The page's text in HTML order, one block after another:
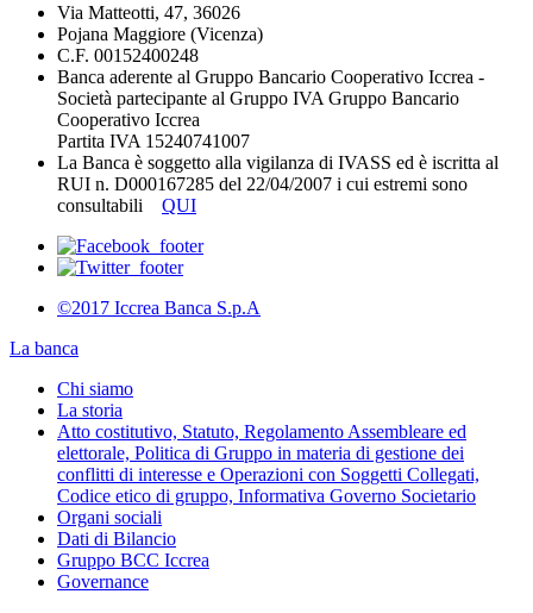
Via Matteotti, 47, 36026
Pojana Maggiore (Vicenza)
C.F. 00152400248
Banca aderente al Gruppo Bancario Cooperativo Iccrea -
Società partecipante al Gruppo IVA Gruppo Bancario
Cooperativo Iccrea
Partita IVA 15240741007
La Banca è soggetto alla vigilanza di IVASS ed è iscritta al
RUI n. D000167285 del 22/04/2007 i cui estremi sono
consultabili QUI
©2017 Iccrea Banca S.p.A
La banca
Chi siamo
La storia
Atto costitutivo, Statuto, Regolamento Assembleare ed
elettorale, Politica di Gruppo in materia di gestione dei
conflitti di interesse e Operazioni con Soggetti Collegati,
Codice etico di gruppo, Informativa Governo Societario
Organi sociali
Dati di Bilancio
Gruppo BCC Iccrea
Governance